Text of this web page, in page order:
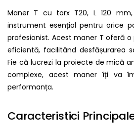
Maner T cu torx T20, L 120 mm,
instrument esențial pentru orice
profesionist. Acest maner T oferă
eficientă, facilitând desfășurarea
Fie că lucrezi la proiecte de mică
complexe, acest maner îți va
performanța.
Caracteristici